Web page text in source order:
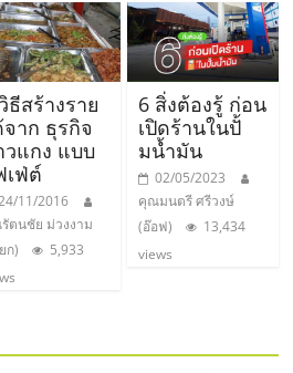
ธีสร้างราย
าก ธุรกิจ
วแกง แบบ
เฟ่ต์
11/2016
ตนชัย ม่วงงาม
ก)
5,933
6 สิ่งต้องรู้ ก่อน
เปิดร้านในปั้
มน้ำมัน
02/05/2023
คุณมนตรี ศรีวงษ์
(อ๊อฟ)
13,434
views